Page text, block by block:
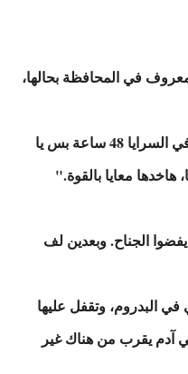
في المحافظة بحالها،
"هسيبهالك تحت الحراسة الجبرية في السرايا 48 ساعة بس يا
هاخدها معايا بالقوة."
الجناح. وبعدين لف
البدروم، وتقفل عليها
آدم يقرب من هناك غير